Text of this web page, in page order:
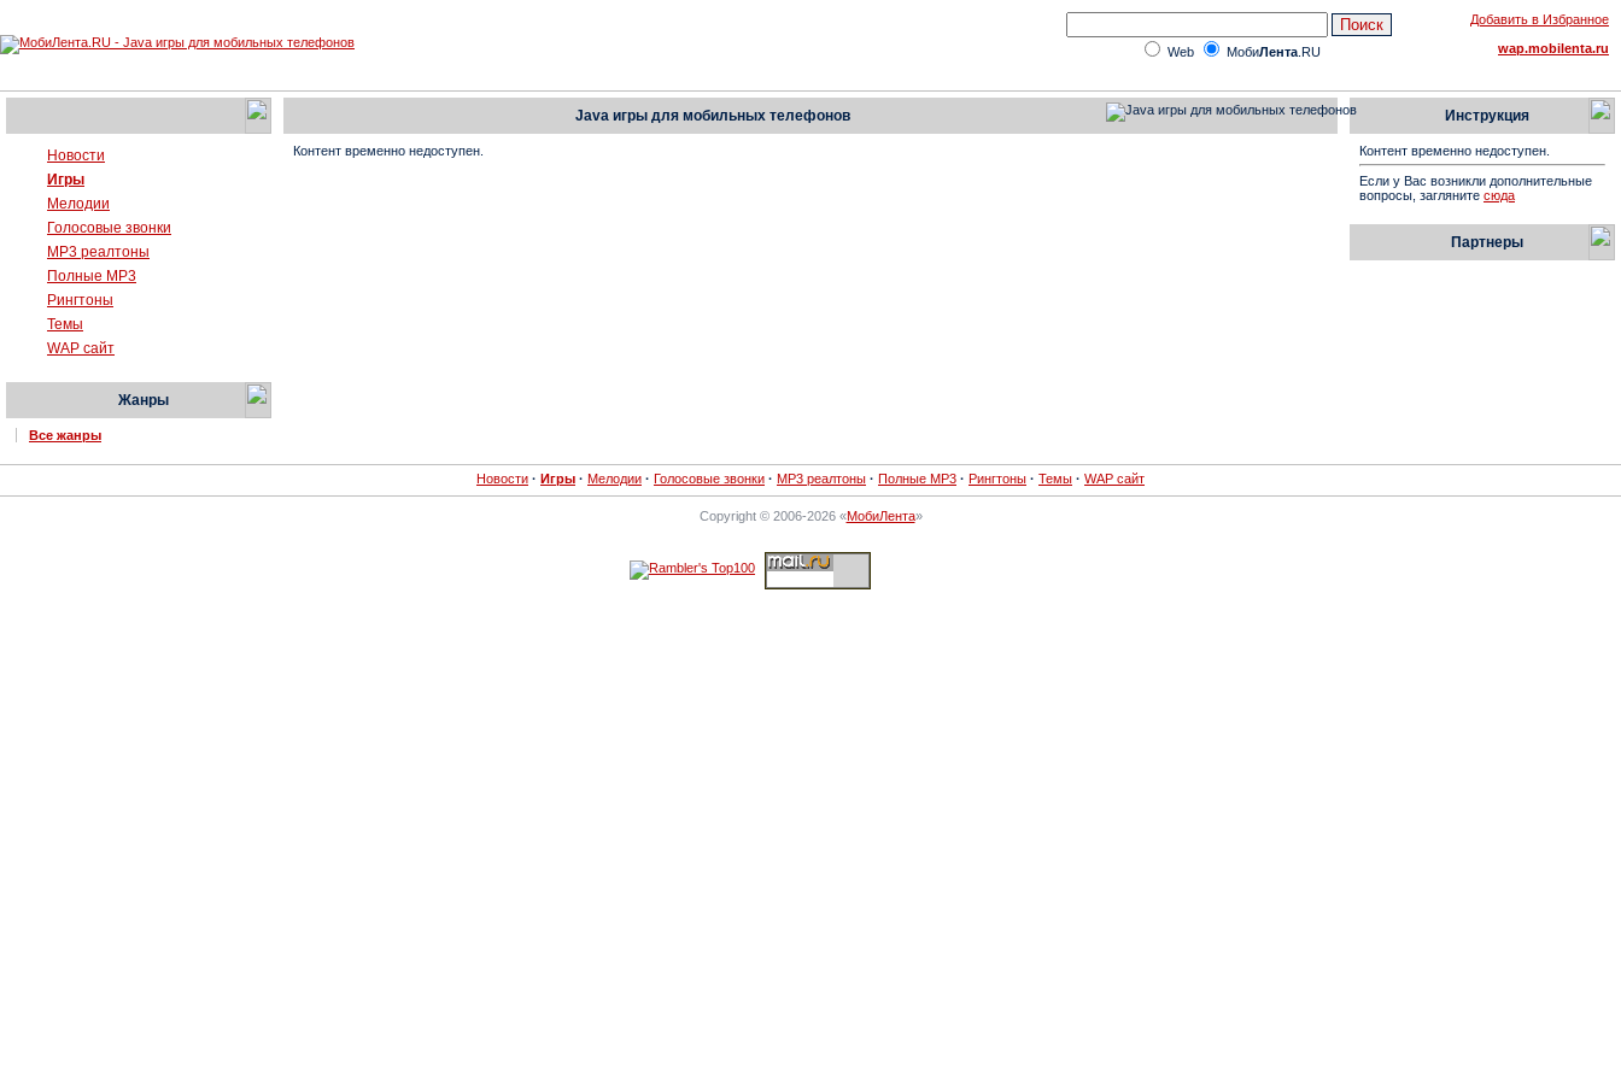
Web МобиЛента.RU
Добавить в Избранное
wap.mobilenta.ru
Новости
Игры
Мелодии
Голосовые звонки
MP3 реалтоны
Полные MP3
Рингтоны
Темы
WAP сайт
Жанры
Все жанры
Java игры для мобильных телефонов
Контент временно недоступен.
Инструкция
Контент временно недоступен.
Если у Вас возникли дополнительные
вопросы, загляните сюда
Партнеры
Новости · Игры · Мелодии · Голосовые звонки · MP3 реалтоны · Полные MP3 · Рингтоны · Темы · WAP сайт
Copyright © 2006-2026 «МобиЛента»